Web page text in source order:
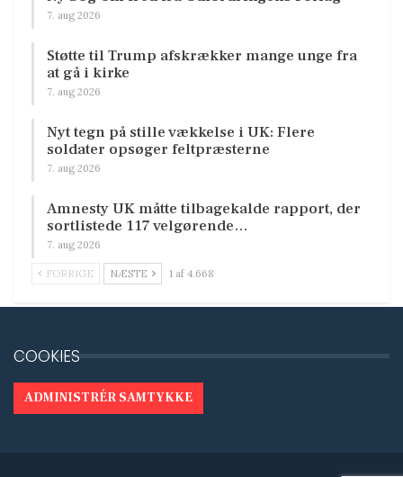
7. aug 2026
Støtte til Trump afskrækker mange unge fra
at gå i kirke
7. aug 2026
Nyt tegn på stille vækkelse i UK: Flere
soldater opsøger feltpræsterne
7. aug 2026
Amnesty UK måtte tilbagekalde rapport, der
sortlistede 117 velgørende…
7. aug 2026
FORRIGE NÆSTE 1 af 4.668
COOKIES
ADMINISTRÉR SAMTYKKE